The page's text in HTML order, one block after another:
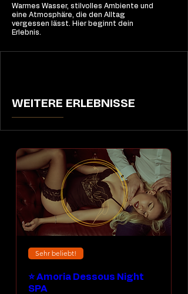
Warmes Wasser, stilvolles Ambiente und
eine Atmosphäre, die den Alltag
vergessen lässt. Hier beginnt dein
Erlebnis.
WEITERE ERLEBNISSE
Sehr beliebt!
⭐ Amoria Dessous Night
SPA